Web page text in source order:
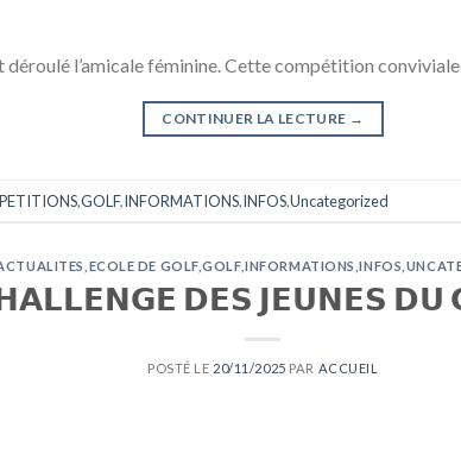
déroulé l’amicale féminine. Cette compétition
CONTINUER LA LECTURE →
,GOLF,INFORMATIONS,INFOS,Uncategorized
ECOLE DE GOLF,GOLF,INFORMATIONS ,INFOS
𝗗𝗘𝗦 𝗝𝗘𝗨𝗡𝗘𝗦 𝗗𝗨
POSTÉ LE 20/11/2025 PAR ACCUEIL